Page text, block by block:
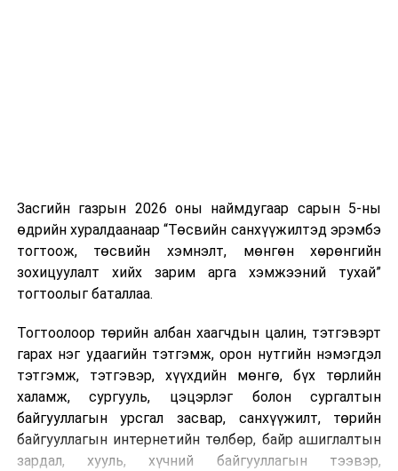
Шинэ хууль Францын зах зээлд үйлчилдэг гадаадын
дуудлагын төвүүдэд нөлөөлөхөөр байна. Тухайлбал,
Мароккогийн дуудлагын төвүүдийн орлогын 80 гаруй
хувь Францын зах зээлээс бүрддэг бөгөөд тус улсын
40–50 мянган ажлын байр эрсдэлд орж болзошгүйг
Засгийн газрын 2026 оны наймдугаар сарын 5-ны
өдрийн хуралдаанаар “Төсвийн санхүүжилтэд эрэмбэ
тогтоож, төсвийн хэмнэлт, мөнгөн хөрөнгийн
зохицуулалт хийх зарим арга хэмжээний тухай”
тогтоолыг баталлаа.
Тогтоолоор төрийн албан хаагчдын цалин, тэтгэвэрт
гарах нэг удаагийн тэтгэмж, орон нутгийн нэмэгдэл
тэтгэмж, тэтгэвэр, хүүхдийн мөнгө, бүх төрлийн
халамж, сургууль, цэцэрлэг болон сургалтын
байгууллагын урсгал засвар, санхүүжилт, төрийн
байгууллагын интернетийн төлбөр, байр ашиглалтын
зардал, хууль, хүчний байгууллагын тээвэр,